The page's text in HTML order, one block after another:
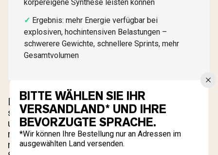
körpereigene Synthese leisten können
Ergebnis: mehr Energie verfügbar bei
explosiven, hochintensiven Belastungen –
schwerere Gewichte, schnellere Sprints, mehr
Gesamtvolumen
Der Körper produziert einen Teil des Kreatins
selbst, und Nahrungsquellen wie rotes Fleisch
und Fisch liefern zusätzliche Mengen. Aber die
meisten Menschen – selbst diejenigen, die
regelmäßig Fleisch essen – nutzen nur 60 bis
BITTE WÄHLEN SIE IHR
VERSANDLAND* UND IHRE
BEVORZUGTE SPRACHE.
*Wir können Ihre Bestellung nur an Adressen im
ausgewählten Land versenden.